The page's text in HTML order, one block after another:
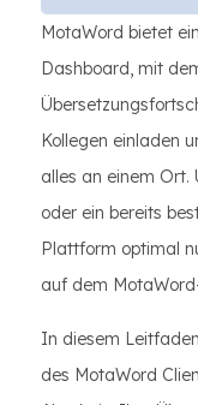
MotaWord bietet
Dashboard, mit
Kollegen einladen
alles an einem Ort.
oder ein bereits
Plattform optimal
auf dem
In diesem
des MotaWord